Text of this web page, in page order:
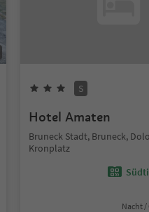
S
Hotel Amaten
Bruneck Stadt, Bruneck,
Kronplatz
Nacht /